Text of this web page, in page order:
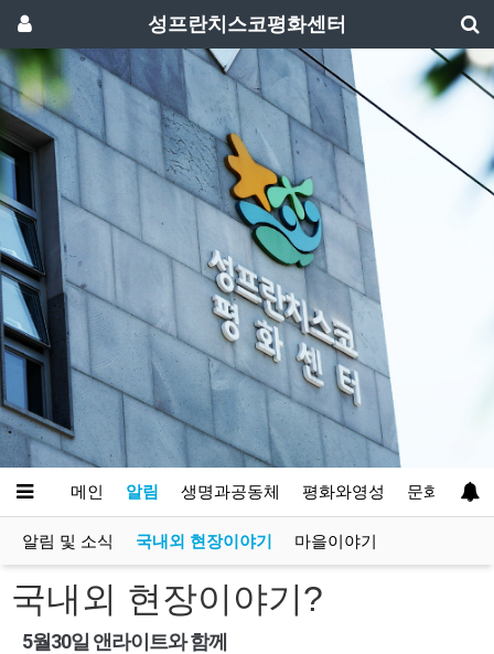
성프란치스코평화센터
메인 알림 생명과공동체 평화와영성 문화예술
알림 및 소식 국내외 현장이야기 마을이야기
국내외 현장이야기 ?
5월30일 앤라이트와 함께